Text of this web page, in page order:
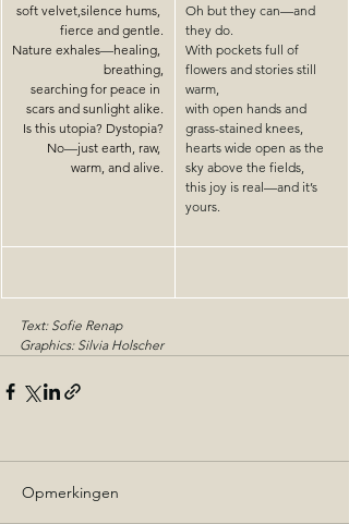
soft velvet,silence hums,
fierce and gentle.
Nature exhales—healing,
breathing,
searching for peace in
scars and sunlight alike.
Is this utopia? Dystopia?
No—just earth, raw,
warm, and alive.
Oh but they can—and
they do.
With pockets full of
flowers and stories still
warm,
with open hands and
grass-stained knees,
hearts wide open as the
sky above the fields,
this joy is real—and it’s
yours.
Text: Sofie Renap
Graphics: Silvia Holscher
Opmerkingen